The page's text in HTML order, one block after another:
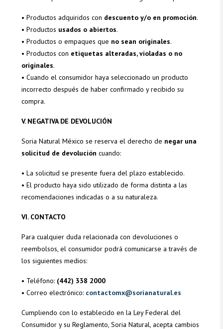
• Productos adquiridos con descuento y/o en promoción.
• Productos usados o abiertos.
• Productos o empaques que no sean originales.
• Productos con etiquetas alteradas, violadas o no
originales.
• Cuando el consumidor haya seleccionado un producto
incorrecto después de haber confirmado y recibido su
compra.
V. NEGATIVA DE DEVOLUCIÓN
Soria Natural México se reserva el derecho de negar una
solicitud de devolución cuando:
• La solicitud se presente fuera del plazo establecido.
• El producto haya sido utilizado de forma distinta a las
recomendaciones indicadas o a su naturaleza.
VI. CONTACTO
Para cualquier duda relacionada con devoluciones o
reembolsos, el consumidor podrá comunicarse a través de
los siguientes medios:
• Teléfono: (442) 338 2000
• Correo electrónico: contactomx@sorianatural.es
Cumpliendo con lo establecido en la Ley Federal del
Consumidor y su Reglamento, Soria Natural, acepta cambios